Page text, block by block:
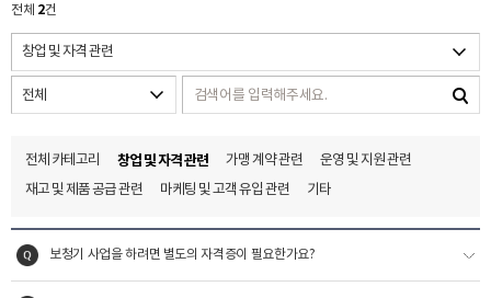
전체 2건
전체 카테고리 창업 및 자격 관련 가맹 계약 관련
운영 및 지원 관련
재고 및 제품 공급 관련
마케팅 및 고객 유입 관련 기타
보청기 사업을 하려면 별도의 자격증이 필요한가요?